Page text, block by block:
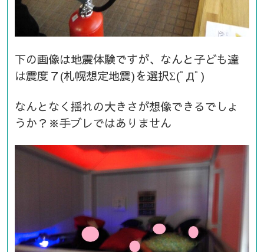
下の画像は地震体験ですが、なんと子ども達
は震度７(札幌想定地震)を選択Σ(ﾟДﾟ)
なんとなく揺れの大きさが想像できるでしょ
うか？※手ブレではありません